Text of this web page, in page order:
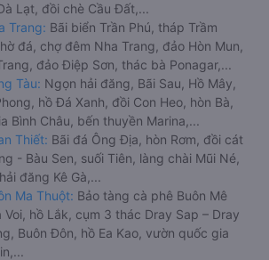
Lạt, đồi chè Cầu Đất,...
Trang: Bãi biển Trần Phú, tháp Trầm
đá, chợ đêm Nha Trang, đảo Hòn Mun,
đảo Điệp Sơn, thác bà Ponagar,...
Tàu: Ngọn hải đăng, Bãi Sau, Hồ Mây,
hồ Đá Xanh, đồi Con Heo, hòn Bà,
Bình Châu, bến thuyền Marina,...
Thiết: Bãi đá Ông Địa, hòn Rơm, đồi cát
- Bàu Sen, suối Tiên, làng chài Mũi Né,
đăng Kê Gà,...
Ma Thuột: Bảo tàng cà phê Buôn Mê
Voi, hồ Lắk, cụm 3 thác Dray Sap – Dray
Buôn Đôn, hồ Ea Kao, vườn quốc gia